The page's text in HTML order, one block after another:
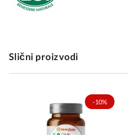
Slični proizvodi
-10%